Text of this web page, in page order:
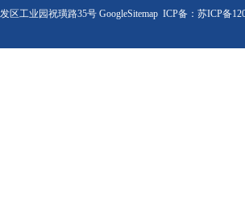
区工业园祝璜路35号 GoogleSitemap ICP备： 苏ICP备